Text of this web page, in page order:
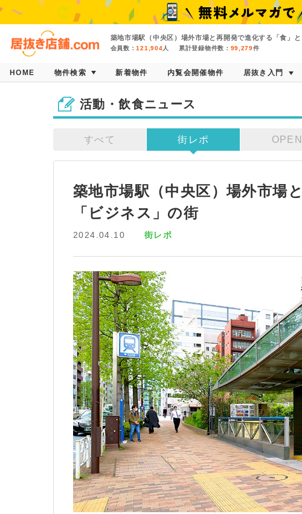
築地市場駅（中央区）場外市場と再開発で進化する「食」
会員数：121,904人 累計登録物件数： 99,279件
HOME 物件検索 新着物件 内覧会開催物件 居抜き入門
活動・飲食ニュース
すべて 街レポ OPEN
築地市場駅（中央区）場外市場
「ビジネス」の街
2024.04.10 街レポ